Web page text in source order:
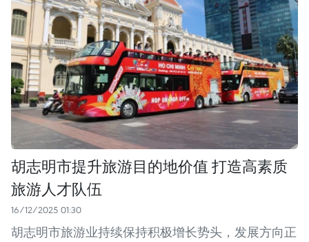
胡志明市提升旅游目的地价值 打造高素质
旅游人才队伍
16/12/2025 01:30
胡志明市旅游业持续保持积极增长势头，发展方向正